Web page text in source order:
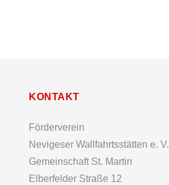
KONTAKT
Förderverein
Nevigeser Wallfahrtsstätten e. V.
Gemeinschaft St. Martin
Elberfelder Straße 12